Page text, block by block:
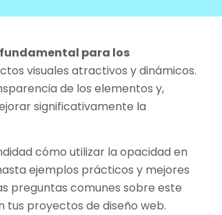
para los
visuales atractivos y dinámicos.
de los elementos y,
significativamente la
cómo utilizar la opacidad en
ejemplos prácticos y mejores
preguntas comunes sobre este
tus proyectos de diseño web.